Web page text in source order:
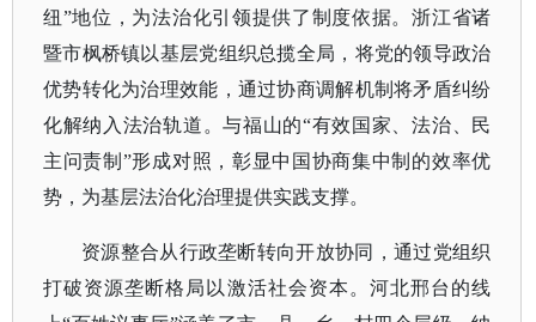
纽”地位，为法治化引领提供了制度依据。浙江省诸
暨市枫桥镇以基层党组织总揽全局，将党的领导政治
优势转化为治理效能，通过协商调解机制将矛盾纠纷
化解纳入法治轨道。与福山的“有效国家、法治、民
主问责制”形成对照，彰显中国协商集中制的效率优
势，为基层法治化治理提供实践支撑。
资源整合从行政垄断转向开放协同，通过党组织
打破资源垄断格局以激活社会资本。河北邢台的线